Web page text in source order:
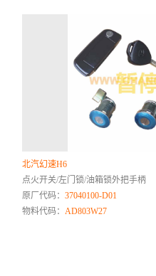
北汽幻速H6
点火开关/左门锁/油箱锁外把手柄
原厂代码：37040100-D01
物料代码：AD803W27